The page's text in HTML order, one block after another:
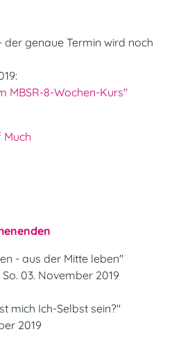
der genaue Termin wird noch
MBSR-8-Wochen-Kurs"
- aus der Mitte leben"
03. November 2019
mich Ich-Selbst sein?"
2019